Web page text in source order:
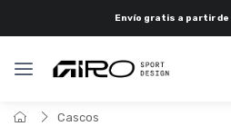
Envío gratis a partir de
Cascos